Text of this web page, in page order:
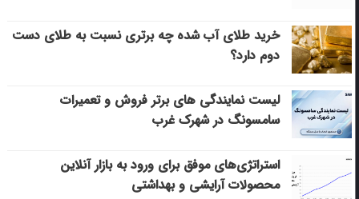
خرید طلای آب شده چه برتری نسبت به طلای دست
دوم دارد؟
لیست نمایندگی های برتر فروش و تعمیرات
سامسونگ در شهرک غرب
استراتژی‌های موفق برای ورود به بازار آنلاین
محصولات آرایشی و بهداشتی